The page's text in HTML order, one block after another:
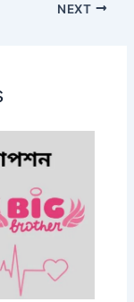
NEXT